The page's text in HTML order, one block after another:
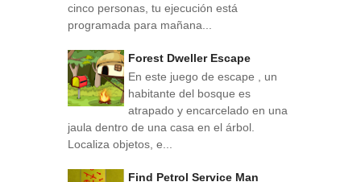
cinco personas, tu ejecución está
programada para mañana...
Forest Dweller Escape
En este juego de escape , un
habitante del bosque es
atrapado y encarcelado en una
jaula dentro de una casa en el árbol.
Localiza objetos, e...
Find Petrol Service Man